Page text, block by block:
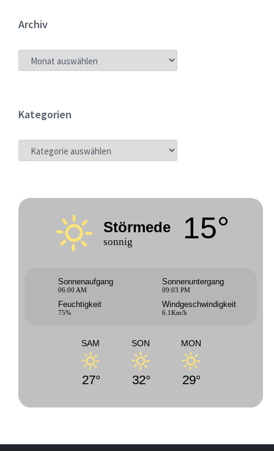
Archiv
ARCHIV
Kategorien
KATEGORIEN
Störmede
sonnig 15°
Sonnenaufgang
06:00 AM
Sonnenuntergang
09:03 PM
Feuchtigkeit
75%
Windgeschwindigkeit
6.1Km/h
SAM
27°
SON
32°
MON
29°